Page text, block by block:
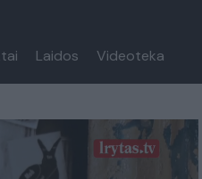
Laidos Videoteka